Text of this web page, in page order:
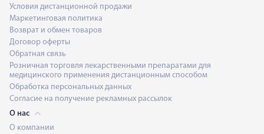
Условия дистанционной продажи
Маркетинговая политика
Возврат и обмен товаров
Договор оферты
Обратная связь
Розничная торговля лекарственными препаратами для
медицинского применения дистанционным способом
Обработка персональных данных
Согласие на получение рекламных рассылок
О нас
О компании